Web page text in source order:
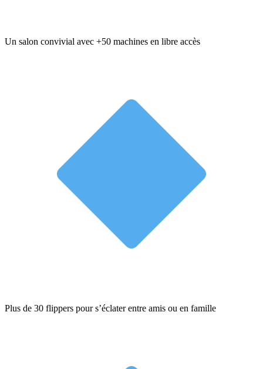
Un salon convivial avec +50 machines en libre accès
Plus de 30 flippers pour s’éclater entre amis ou en famille